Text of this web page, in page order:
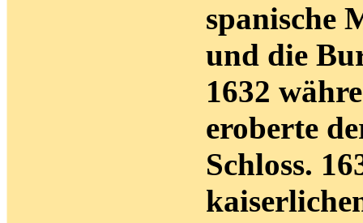
spanische
und die
1632
eroberte
Schloss.